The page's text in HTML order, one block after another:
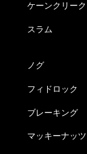
ケーンクリーク
スラム
ノグ
フィドロック
ブレーキング
マッキーナッツ